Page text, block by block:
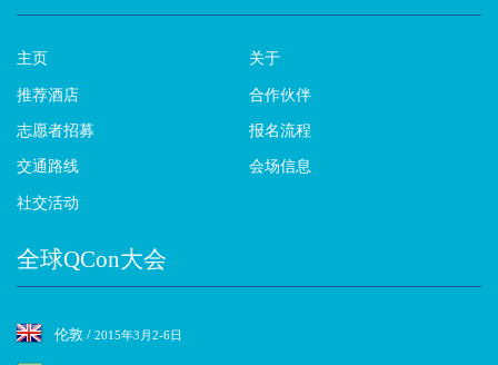
主页 关于
推荐酒店 合作伙伴
志愿者招募 报名流程
交通路线 会场信息
社交活动
全球QCon大会
伦敦 / 2015年3月2-6日